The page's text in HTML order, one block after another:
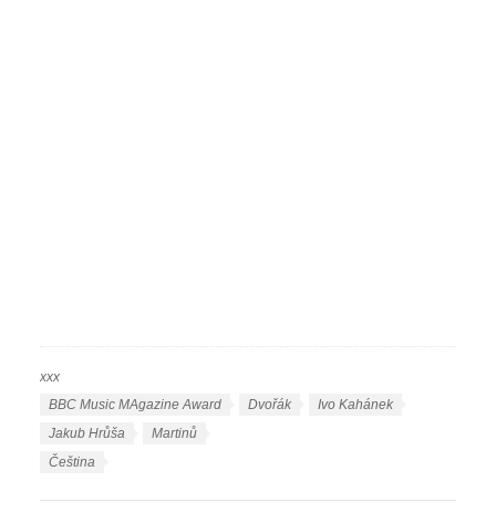
R
k
xxx
Š
k
BBC Music MAgazine Award Dvořák
Ivo Kahánek
Jakub Hrůša
Martinů
Čeština